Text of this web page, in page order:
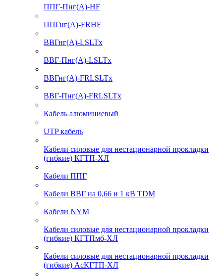
ППГ-Пнг(А)-HF
ППГнг(А)-FRHF
ВВГнг(А)-LSLTx
ВВГ-Пнг(А)-LSLTx
ВВГнг(А)-FRLSLTx
ВВГ-Пнг(А)-FRLSLTx
Кабель алюминиевый
UTP кабель
Кабели силовые для нестационарной прокладки
(гибкие) КГТП-ХЛ
Кабели ППГ
Кабели ВВГ на 0,66 и 1 кВ TDM
Кабели NYM
Кабели силовые для нестационарной прокладки
(гибкие) КГТПмб-ХЛ
Кабели силовые для нестационарной прокладки
(гибкие) АсКГТП-ХЛ